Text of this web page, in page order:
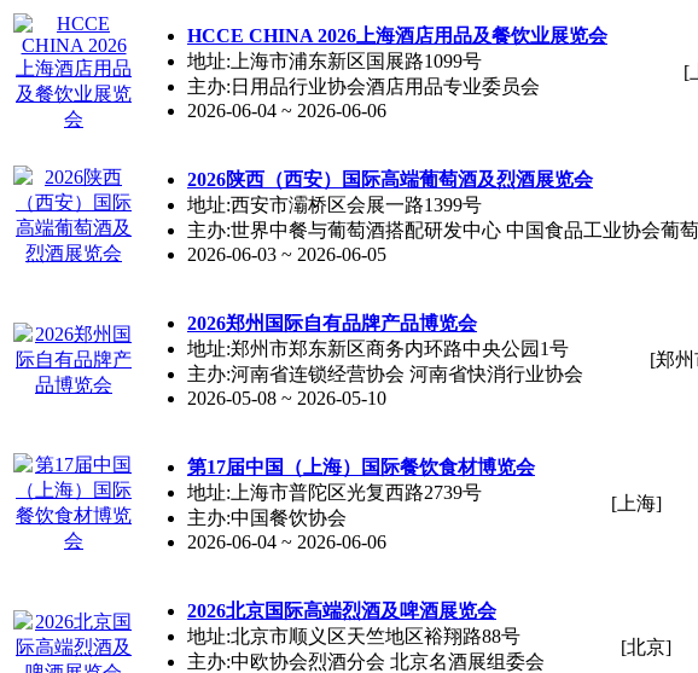
HCCE CHINA 2026上海酒店用品及餐饮业展览会
地址:上海市浦东新区国展路1099号
主办:日用品行业协会酒店用品专业委员会
2026-06-04 ~ 2026-06-06
[
2026陕西（西安）国际高端葡萄酒及烈酒展览会
地址:西安市灞桥区会展一路1399号
主办:世界中餐与葡萄酒搭配研发中心 中国食品工业协会葡
2026-06-03 ~ 2026-06-05
2026郑州国际自有品牌产品博览会
地址:郑州市郑东新区商务内环路中央公园1号
主办:河南省连锁经营协会 河南省快消行业协会
2026-05-08 ~ 2026-05-10
[郑
第17届中国（上海）国际餐饮食材博览会
地址:上海市普陀区光复西路2739号
主办:中国餐饮协会
2026-06-04 ~ 2026-06-06
[上海]
2026北京国际高端烈酒及啤酒展览会
地址:北京市顺义区天竺地区裕翔路88号
主办:中欧协会烈酒分会 北京名酒展组委会
[北京]